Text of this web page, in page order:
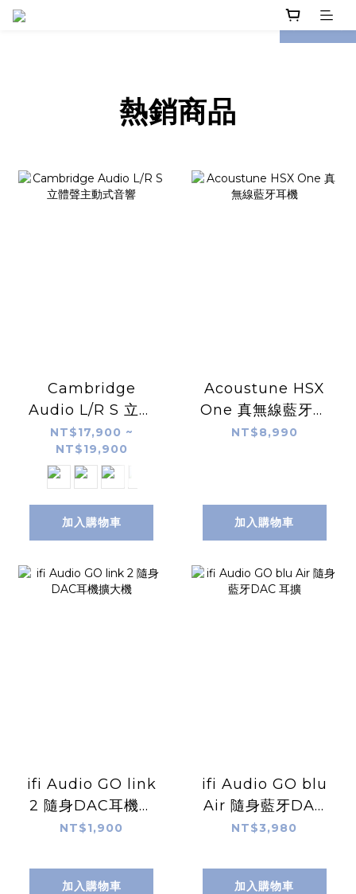
prev next
熱銷商品
Cambridge
Audio L/R S 立體
聲主動式音響
NT$17,900 ~
NT$19,900
加入購物車
Acoustune HSX
One 真無線藍牙耳
機
NT$8,990
加入購物車
ifi Audio GO link
2 隨身DAC耳機擴
大機
NT$1,900
加入購物車
ifi Audio GO blu
Air 隨身藍牙DAC
耳擴
NT$3,980
加入購物車